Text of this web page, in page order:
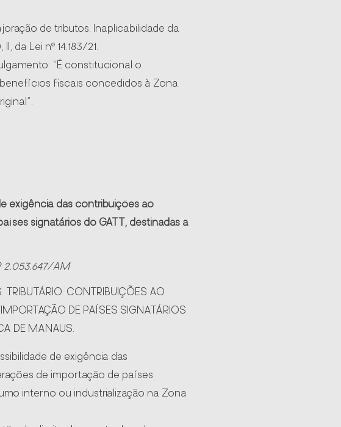
de tributos. Inaplicabilidade da
da Lei nº 14.183/21.
“É constitucional o
fiscais concedidos à Zona
exigência das contribuições ao
signatários do GATT, destinadas a
2.053.647/AM
CONTRIBUIÇÕES AO
DE PAÍSES SIGNATÁRIOS
DE MANAUS.
de exigência das
de importação de países
interno ou industrialização na Zona